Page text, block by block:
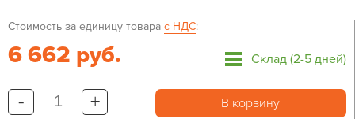
Стоимость за единицу товара с НДС:
6 662 руб. Склад (2-5 дней)
- + В корзину